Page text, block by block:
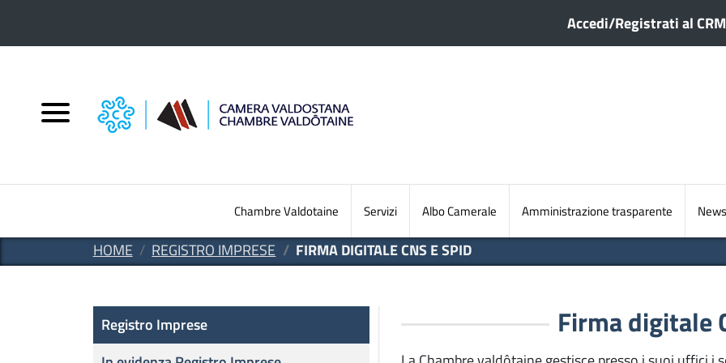
Menu profilo
Accedi/Registrati al CRM
Sezioni principali
Chambre Valdotaine Servizi Albo Camerale Amministrazione trasparente
HOME REGISTRO IMPRESE FIRMA DIGITALE CNS E SPID
Firma digitale
Registro Imprese
Registro Imprese